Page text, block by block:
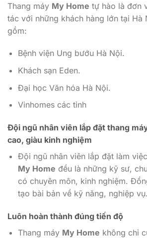
Thang máy My Home tự hào là đơn
tác với những khách hàng lớn tại Hà
gồm:
Bệnh viện Ung bướu Hà Nội.
Khách sạn Eden.
Đại học Văn hóa Hà Nội.
Vinhomes các tỉnh
Đội ngũ nhân viên lắp đặt thang
cao, giàu kinh nghiệm
Đội ngũ nhân viên lắp đặt làm
My Home đều là những kỹ sư,
có chuyên môn, kinh nghiệm.
tạo bài bản về kỹ năng, nghiệp vụ.
Luôn hoàn thành đúng tiến độ
Thang máy My Home không chỉ